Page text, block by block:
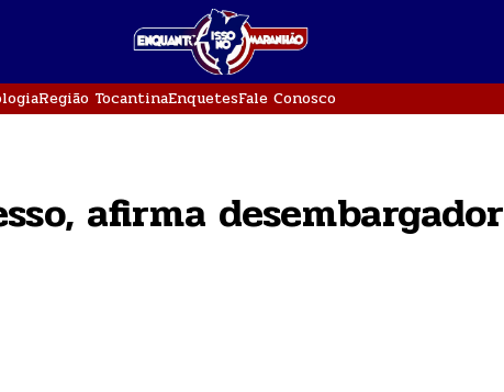
Região TocantinaEnquetesFale Conosco
afirma desembargador